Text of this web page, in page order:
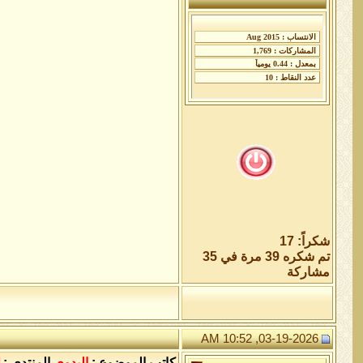
شكراً: 17
تم شكره 39 مرة في 35
مشاركة
03-19-2026, 10:52 AM